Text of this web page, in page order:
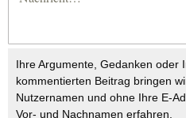
Ihre Argumente, Gedanken oder
kommentierten Beitrag bringen
Nutzernamen und ohne Ihre E-
Vor- und Nachnamen erfahren.